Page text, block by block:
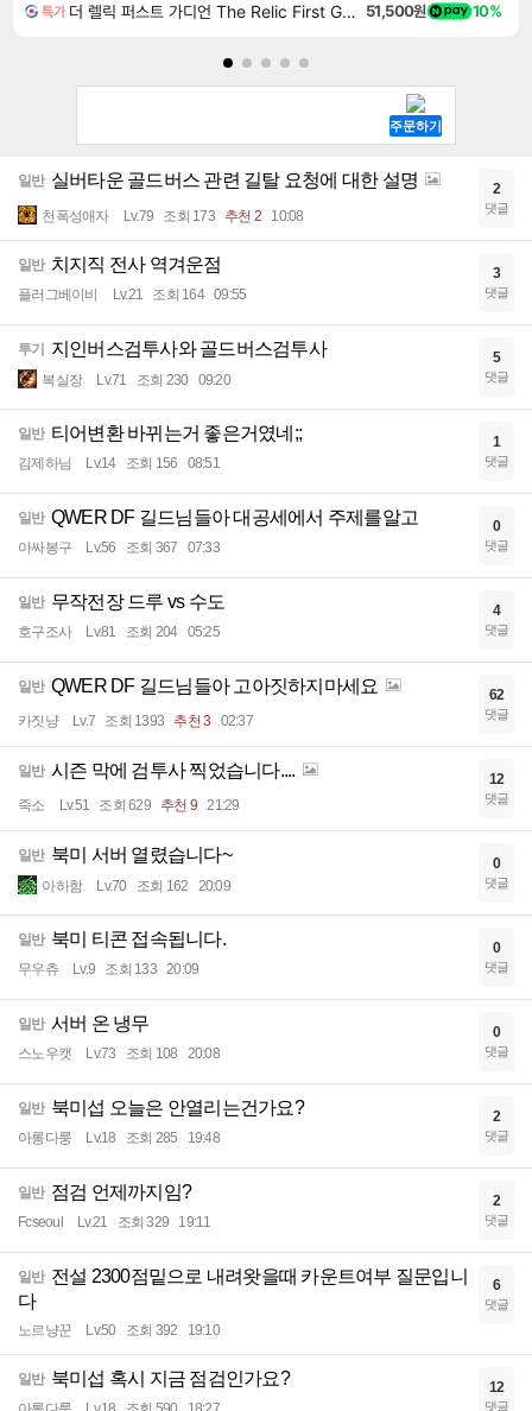
특가 더 렐릭 퍼스트 가디언 The Relic First Guardian 51,500원 10%
일반 실버타운 골드버스 관련 길탈 요청에 대한 설명
천폭성애자 Lv.79 조회 173 추천 2 10:08
2
댓글
일반 치지직 전사 역겨운점
플러그베이비 Lv.21 조회 164 09:55
3
댓글
투기 지인버스검투사와 골드버스검투사
복실장 Lv.71 조회 230 09:20
5
댓글
일반 티어변환 바뀌는거 좋은거였네;;
김제하님 Lv.14 조회 156 08:51
1
댓글
일반 QWER DF 길드님들아 대공세에서 주제를알고
아싸봉구 Lv.56 조회 367 07:33
0
댓글
일반 무작전장 드루 vs 수도
호구조사 Lv.81 조회 204 05:25
4
댓글
일반 QWER DF 길드님들아 고아짓하지마세요
카짓냥 Lv.7 조회 1393 추천 3 02:37
62
댓글
일반 시즌 막에 검투사 찍었습니다....
죽소 Lv.51 조회 629 추천 9 21:29
12
댓글
일반 북미 서버 열렸습니다~
아하함 Lv.70 조회 162 20:09
0
댓글
일반 북미 티콘 접속됩니다.
무우츄 Lv.9 조회 133 20:09
0
댓글
일반 서버 온 냉무
스노우캣 Lv.73 조회 108 20:08
0
댓글
일반 북미섭 오늘은 안열리는건가요?
아롱다룽 Lv.18 조회 285 19:48
2
댓글
일반 점검 언제까지임?
Fcseoul Lv.21 조회 329 19:11
2
댓글
일반 전설 2300점밑으로 내려왓을때 카운트여부 질문입니
다
노르냥꾼 Lv.50 조회 392 19:10
6
댓글
일반 북미섭 혹시 지금 점검인가요? 12
댓글